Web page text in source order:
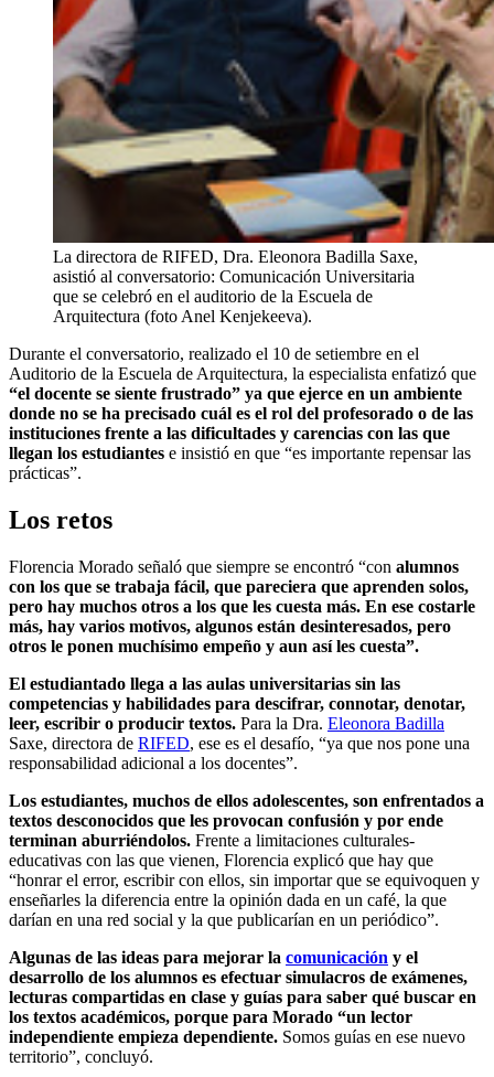
La directora de RIFED, Dra. Eleonora Badilla Saxe,
asistió al conversatorio: Comunicación Universitaria
que se celebró en el auditorio de la Escuela de
Arquitectura (foto Anel Kenjekeeva).
Durante el conversatorio, realizado el 10 de setiembre en el
Auditorio de la Escuela de Arquitectura, la especialista enfatizó que
“el docente se siente frustrado” ya que ejerce en un ambiente
donde no se ha precisado cuál es el rol del profesorado o de las
instituciones frente a las dificultades y carencias con las que
llegan los estudiantes e insistió en que “es importante repensar las
prácticas”.
Los retos
Florencia Morado señaló que siempre se encontró “con alumnos
con los que se trabaja fácil, que pareciera que aprenden solos,
pero hay muchos otros a los que les cuesta más. En ese costarle
más, hay varios motivos, algunos están desinteresados, pero
otros le ponen muchísimo empeño y aun así les cuesta”.
El estudiantado llega a las aulas universitarias sin las
competencias y habilidades para descifrar, connotar, denotar,
leer, escribir o producir textos. Para la Dra. Eleonora Badilla
Saxe, directora de RIFED, ese es el desafío, “ya que nos pone una
responsabilidad adicional a los docentes”.
Los estudiantes, muchos de ellos adolescentes, son enfrentados a
textos desconocidos que les provocan confusión y por ende
terminan aburriéndolos. Frente a limitaciones culturales-
educativas con las que vienen, Florencia explicó que hay que
“honrar el error, escribir con ellos, sin importar que se equivoquen y
enseñarles la diferencia entre la opinión dada en un café, la que
darían en una red social y la que publicarían en un periódico”.
Algunas de las ideas para mejorar la comunicación y el
desarrollo de los alumnos es efectuar simulacros de exámenes,
lecturas compartidas en clase y guías para saber qué buscar en
los textos académicos, porque para Morado “un lector
independiente empieza dependiente. Somos guías en ese nuevo
territorio”, concluyó.